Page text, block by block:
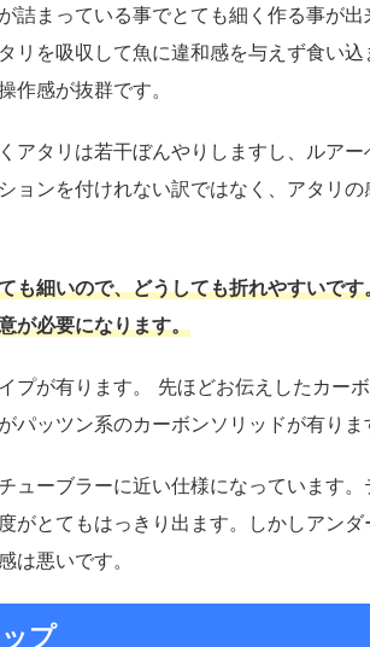
詰まっている事でとても細く作る事が
リを吸収して魚に違和感を与えず食い
作感が抜群です。
アタリは若干ぼんやりしますし、ルア
ョンを付けれない訳ではなく、アタリ
も細いので、どうしても折れやすいで
が必要になります。
プが有ります。 先ほどお伝えしたカー
パッツン系のカーボンソリッドが有りま
ューブラーに近い仕様になっています
がとてもはっきり出ます。しかしアン
は悪いです。
プ